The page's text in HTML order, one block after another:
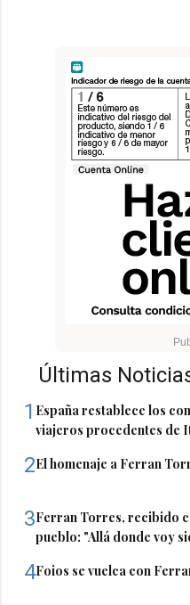
Últimas
1 España restablece los
viajeros procedentes de
2El homenaje a Ferran
3Ferran Torres, recibido
pueblo: "Allá donde voy
4Foios se vuelca con